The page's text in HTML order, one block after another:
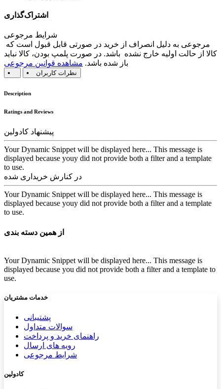
اشتراک‌گذاری
شرایط مرجوعی
کالا از حالت اولیه خارج نشده باشد. در صورت پلمپ بودن، کالا نباید
باز شده باشد. مشاهده قوانین مرجوعی
نظرات کاربران
Description
Ratings and Reviews
پیشنهاد کادولین
Your Dynamic Snippet will be displayed here... This message is
displayed because youy did not provide both a filter and a template
to use.
در کنارش خریداری شده
Your Dynamic Snippet will be displayed here... This message is
displayed because youy did not provide both a filter and a template
to use.
از همین دسته بندی
Your Dynamic Snippet will be displayed here... This message is
displayed because you did not provide both a filter and a template to
use.
خدمات مشتریان
پشتیب​​انی
سوالات متداول
راهنمای خرید و پرداخت
رویه های ارسال
شرایط مرجوعی
کادولین